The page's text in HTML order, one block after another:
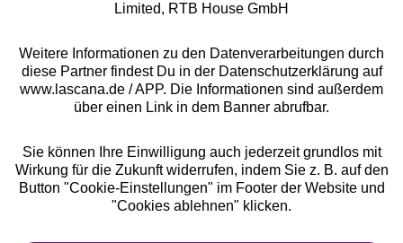
** Bonität vorausgesetzt, berechtigt zur Bonitätsprüfung
Limited, RTB House GmbH
Weitere Informationen zu den Datenverarbeitungen durch
diese Partner findest Du in der Datenschutzerklärung auf
www.lascana.de / APP. Die Informationen sind außerdem
über einen Link in dem Banner abrufbar.
Sie können Ihre Einwilligung auch jederzeit grundlos mit
Wirkung für die Zukunft widerrufen, indem Sie z. B. auf den
Button "Cookie-Einstellungen" im Footer der Website und
"Cookies ablehnen" klicken.